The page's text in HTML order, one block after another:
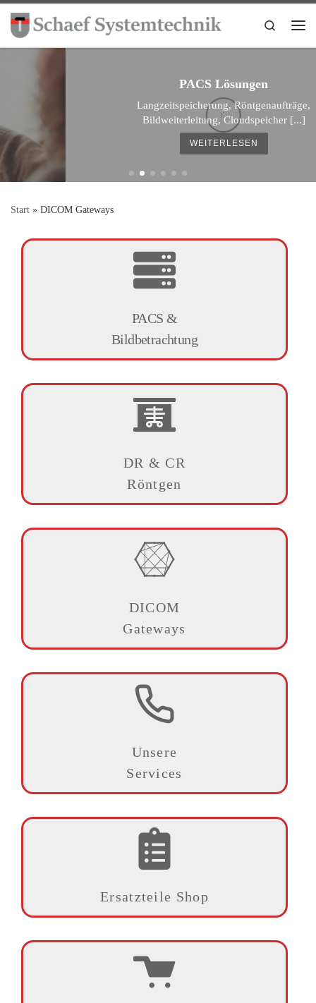
Zum Inhalt springen
Search
PACS Lösungen
Langzeitspeicherung, Röntgenaufträge,
Bildweiterleitung, Cloudspeicher [...]
WEITERLESEN
Start » DICOM Gateways
PACS &
Bildbetrachtung
DR & CR
Röntgen
DICOM
Gateways
Unsere
Services
Ersatzteile Shop